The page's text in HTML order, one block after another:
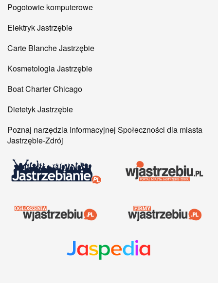
Pogotowie komputerowe
Elektryk Jastrzębie
Carte Blanche Jastrzębie
Kosmetologia Jastrzębie
Boat Charter Chicago
Dietetyk Jastrzębie
Poznaj narzędzia Informacyjnej Społeczności dla miasta
Jastrzębie-Zdrój